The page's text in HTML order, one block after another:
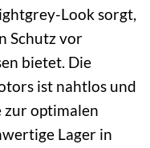
Look sorgt,
Schutz vor
bietet. Die
ist nahtlos und
zur optimalen
Lager in